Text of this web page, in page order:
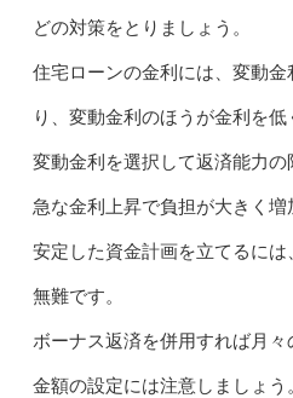
どの対策をとりましょう。
住宅ローンの金利には、変動
り、変動金利のほうが金利を低
変動金利を選択して返済能力の
急な金利上昇で負担が大きく増
安定した資金計画を立てるに
無難です。
ボーナス返済を併用すれば月々
金額の設定には注意しましょう